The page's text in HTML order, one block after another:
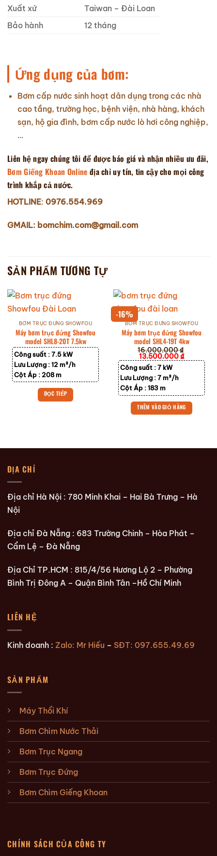
Xuất xứ
Taiwan – Đài Loan
Bảo hành
12 tháng
Ứng dụng của bơm:
Bơm cấp nước sinh hoạt dân dụng trong các nhà
cao tầng, trường học, bệnh viện, nhà hàng, khách
sạn, hộ gia đình, bơm cấp nước lò hơi công nghiệp,
…
Liên hệ ngay chúng tôi để được báo giá và nhận nhiều ưu đãi,
Bơm Giếng Khoan Online địa chỉ uy tín, tin cậy cho mọi công
trình khắp cả nước.
HOTLINE: 0976.554.969
GMAIL: bomchim.com@gmail.com
SẢN PHẨM TƯƠNG TỰ
BƠM TRỤC ĐỨNG SHOWFOU
Máy bơm trục đứng Showfou
model SHL8-20T 7.5kw
Công suất :7.5 kW
Lưu Lượng :12 m³/h
Cột Áp : 208 m
ĐỌC TIẾP
-16%
BƠM TRỤC ĐỨNG SHOWFOU
Máy bơm trục đứng Showfou
model SHL4-19T 4kw
16.000.000₫
Giá
gốc
là:
16.000.000 ₫.
13.500.000₫Giá
hiện
Công suất :7 kW
Lưu Lượng :7 m³/h
Cột Áp :183 m
THÊM VÀO GIỎ HÀNG
ĐỊA CHỈ
Địa chỉ Hà Nội : 780 Minh Khai – Hai Bà Trưng – Hà
Nội
Địa chỉ Đà Nẵng : 683 Trường Chinh – Hòa Phát –
Cẩm Lệ – Đà Nẵng
Địa Chỉ TP.HCM : 815/4/56 Hương Lộ 2 – Phường
Bình Trị Đông A – Quận Bình Tân –Hồ Chí Minh
LIÊN HỆ
Kinh doanh : Zalo: Mr Hiếu – SĐT: 097.655.49.69
SẢN PHẨM
Máy Thổi Khí
Bơm Chìm Nước Thải
Bơm Trục Ngang
Bơm Trục Đứng
Bơm Chìm Giếng Khoan
CHÍNH SÁCH CỦA CÔNG TY